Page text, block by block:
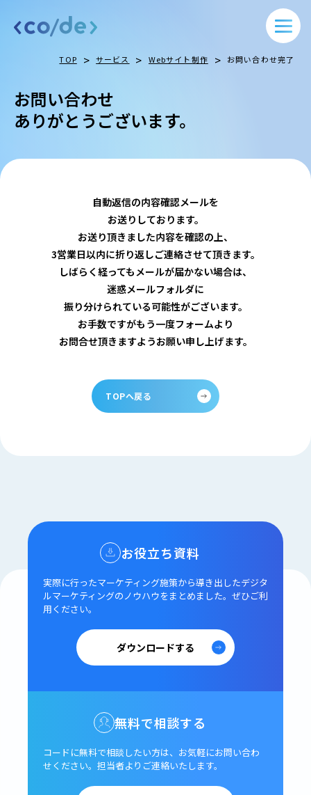
TOP > サービス > Webサイト制作 > お問い合わせ完了
お問い合わせ
ありがとうございます。
自動返信の内容確認メールを
お送りしております。
お送り頂きました内容を確認の上、
3営業日以内に折り返しご連絡させて頂きます。
しばらく経ってもメールが届かない場合は、
迷惑メールフォルダに
振り分けられている可能性がございます。
お手数ですがもう一度フォームより
お問合せ頂きますようお願い申し上げます。
TOPへ戻る
お役立ち資料
実際に行ったマーケティング施策から導き出したデジタ
ルマーケティングのノウハウをまとめました。 ぜひご利
用ください。
ダウンロードする
無料で相談する
コードに無料で相談したい方は、 お気軽にお問い合わ
せください。 担当者よりご連絡いたします。